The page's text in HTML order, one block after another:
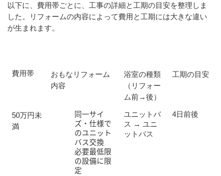
以下に、費用帯ごとに、工事の詳細と工期の目安を整理しま
した。リフォームの内容によって費用と工期には大きな違い
が生まれます。
費用帯
おもなリフォーム
内容
浴室の種類
（リフォー
ム前→後）
工期の目安
50万円未
満
同一サイ
ズ・仕様で
のユニット
バス交換
必要最低限
の設備に限
定
ユニットバ
ス → ユニ
ットバス
4日前後